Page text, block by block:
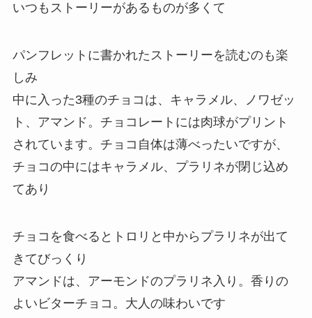
いつもストーリーがあるものが多くて
パンフレットに書かれたストーリーを読むのも楽
しみ
中に入った3種のチョコは、キャラメル、ノワゼッ
ト、アマンド。チョコレートには肉球がプリント
されています。チョコ自体は薄べったいですが、
チョコの中にはキャラメル、プラリネが閉じ込め
てあり
チョコを食べるとトロリと中からプラリネが出て
きてびっくり
アマンドは、アーモンドのプラリネ入り。香りの
よいビターチョコ。大人の味わいです